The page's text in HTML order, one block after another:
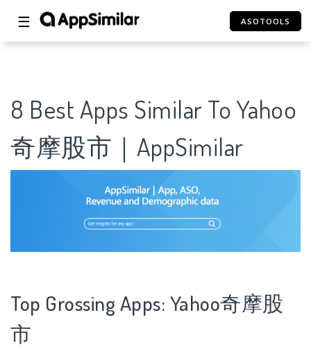
☰ ASOTOOLS
8 Best Apps Similar To Yahoo
奇摩股市｜AppSimilar
Top Grossing Apps: Yahoo奇摩股
市